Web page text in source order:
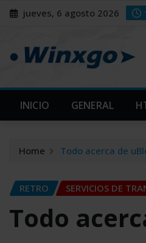
Skip jueves, 6 agosto 2026
INICIO GENERAL
Home Todo acerca de
RETRO SERVICIOS DE
Todo
modal-check
modal-check